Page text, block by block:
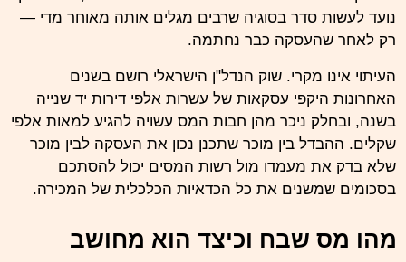
נועד לעשות סדר בסוגיה שרבים מגלים אותה מאוחר מדי —
רק לאחר שהעסקה כבר נחתמה.
העיתוי אינו מקרי. שוק הנדל"ן הישראלי רושם בשנים
האחרונות היקפי עסקאות של עשרות אלפי דירות יד שנייה
בשנה, ובחלק ניכר מהן חבות המס עשויה להגיע למאות אלפי
שקלים. ההבדל בין מוכר שתכנן נכון את העסקה לבין מוכר
שלא בדק את מעמדו מול רשות המסים יכול להסתכם
בסכומים שמשנים את כל הכדאיות הכלכלית של המכירה.
מהו מס שבח וכיצד הוא מחושב